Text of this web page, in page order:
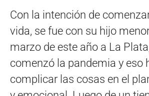
Con la intención de
vida, se fue con su hijo
marzo de este año a La
comenzó la pandemia y eso
complicar las cosas en el